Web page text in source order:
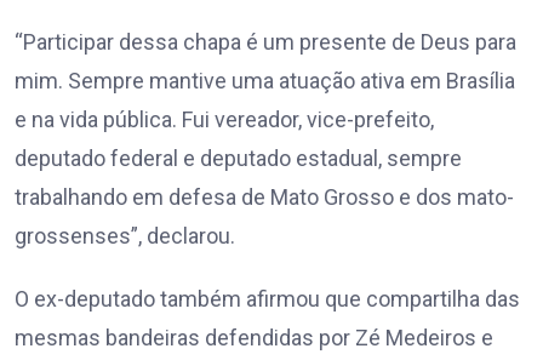
“Participar dessa chapa é um presente de Deus para
mim. Sempre mantive uma atuação ativa em Brasília
e na vida pública. Fui vereador, vice-prefeito,
deputado federal e deputado estadual, sempre
trabalhando em defesa de Mato Grosso e dos mato-
grossenses”, declarou.
O ex-deputado também afirmou que compartilha das
mesmas bandeiras defendidas por Zé Medeiros e